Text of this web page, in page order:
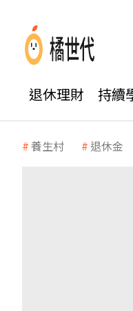
退休理財 持續
養生村 退休金